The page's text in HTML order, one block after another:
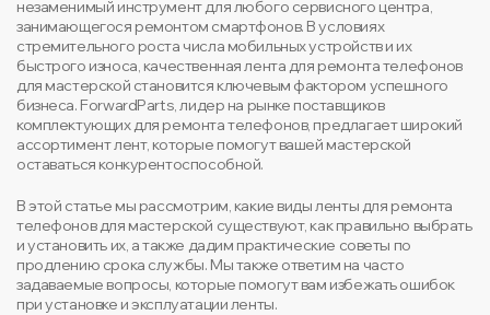
незаменимый инструмент для любого сервисного центра,
занимающегося ремонтом смартфонов. В условиях
стремительного роста числа мобильных устройств и их
быстрого износа, качественная лента для ремонта телефонов
для мастерской становится ключевым фактором успешного
бизнеса. ForwardParts, лидер на рынке поставщиков
комплектующих для ремонта телефонов, предлагает широкий
ассортимент лент, которые помогут вашей мастерской
оставаться конкурентоспособной.
В этой статье мы рассмотрим, какие виды ленты для ремонта
телефонов для мастерской существуют, как правильно выбрать
и установить их, а также дадим практические советы по
продлению срока службы. Мы также ответим на часто
задаваемые вопросы, которые помогут вам избежать ошибок
при установке и эксплуатации ленты.